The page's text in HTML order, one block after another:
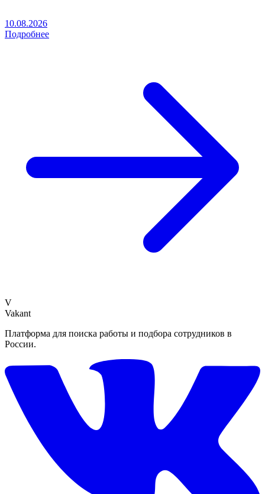
10.08.2026
Подробнее
V
Vakant
Платформа для поиска работы и подбора сотрудников в
России.